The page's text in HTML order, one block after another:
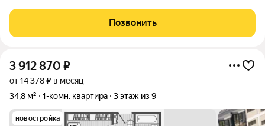
минутах ходьбы: транспортная остановка, торговые точки,
банковское отделение,
Позвонить
3 912 870 ₽
от 14 378 ₽ в месяц
34,8 м²
1-комн. квартира 3 этаж из 9
новостройка